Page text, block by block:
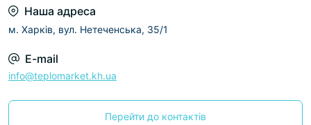
Наша адреса
м. Харків, вул. Нетеченська, 35/1
E-mail
info@teplomarket.kh.ua
Перейти до контактів